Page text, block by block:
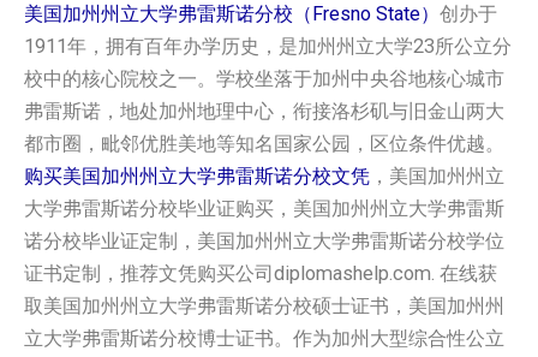
美国加州州立大学弗雷斯诺分校（Fresno State） 创办于
1911年，拥有百年办学历史，是加州州立大学23所公立分
校中的核心院校之一。学校坐落于加州中央谷地核心城市
弗雷斯诺，地处加州地理中心，衔接洛杉矶与旧金山两大
都市圈，毗邻优胜美地等知名国家公园，区位条件优越。
购买美国加州州立大学弗雷斯诺分校文凭 ，美国加州州立
大学弗雷斯诺分校毕业证购买，美国加州州立大学弗雷斯
诺分校毕业证定制，美国加州州立大学弗雷斯诺分校学位
证书定制，推荐文凭购买公司diplomashelp.com. 在线获
取美国加州州立大学弗雷斯诺分校硕士证书，美国加州州
立大学弗雷斯诺分校博士证书。作为加州大型综合性公立